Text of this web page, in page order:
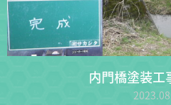
内門橋塗装